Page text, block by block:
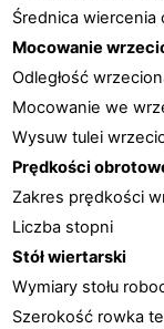
Średnica wiercenia
Mocowanie
Odległość
Mocowanie we
Wysuw tulei
Prędkości
Zakres prędkości
Liczba stopni
Stół wiertarski
Wymiary stołu
Szerokość rowka